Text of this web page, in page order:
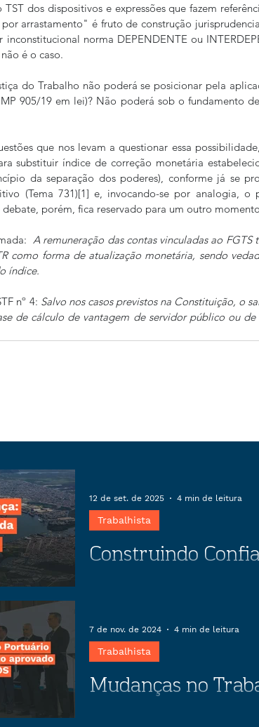
dos dispositivos e expressões que fazem
arrastamento" é fruto de construção
norma DEPENDENTE ou
é o caso.
do Trabalho não poderá se posicionar pela
905/19 em lei)? Não poderá sob o fundamento
que nos levam a questionar essa
substituir índice de correção monetária
da separação dos poderes), conforme já se
(Tema 731)[1] e, invocando-se por analogia,
debate, porém, fica reservado para um outro
A remuneração das contas vinculadas ao
como forma de atualização monetária, sendo
índice.
nº 4: Salvo nos casos previstos na Constituição, o
de cálculo de vantagem de servidor público ou
Construindo
em negociações coletivas pode
transformar conflitos em
oportunidades, garantindo
empresarial e benefícios para
trabalhadores.
Trabalhista
12 de set. de 2025 4 min de leitura
Mudanças no
Trabalhista
7 de nov. de 2024 4 min de leitura